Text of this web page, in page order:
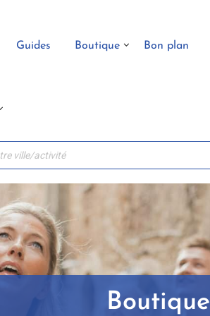
Guides Boutique Bon plan
Boutique